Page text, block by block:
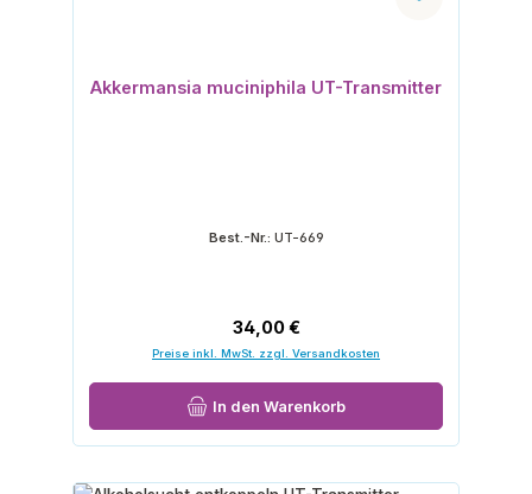
Akkermansia muciniphila UT-Transmitter
Best.-Nr.: UT-669
Regulärer Preis:
34,00 €
Preise inkl. MwSt. zzgl. Versandkosten
In den Warenkorb